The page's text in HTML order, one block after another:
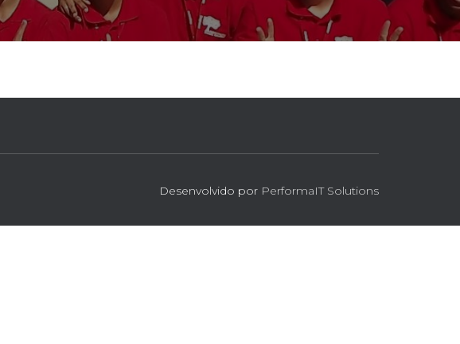
Desenvolvido por PerformaIT Solutions